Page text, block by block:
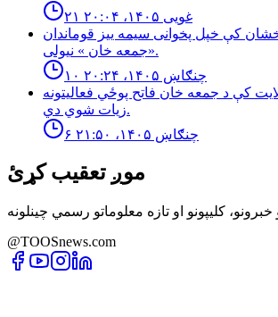
۲۱ غویی ۱۴۰۵، ۲۰:۰۴
كې خپل پخوانى سيمه ييز قوماندان
«جمعه خان » نيولى.
۱۰ چنګاښ ۱۴۰۵، ۲۰:۲۴
کې د جمعه خان فاتح پوځي فعالیتونه
زیات شوي دي.
۶ چنګاښ ۱۴۰۵، ۲۱:۵۰
موږ تعقیب کړئ
@TOOSnews.com